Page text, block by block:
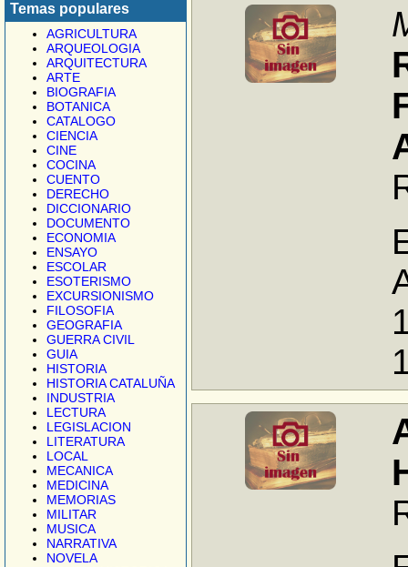
Temas populares
AGRICULTURA
ARQUEOLOGIA
ARQUITECTURA
ARTE
BIOGRAFIA
BOTANICA
CATALOGO
CIENCIA
CINE
COCINA
CUENTO
DERECHO
DICCIONARIO
DOCUMENTO
ECONOMIA
ENSAYO
ESCOLAR
ESOTERISMO
EXCURSIONISMO
FILOSOFIA
GEOGRAFIA
GUERRA CIVIL
GUIA
HISTORIA
HISTORIA CATALUÑA
INDUSTRIA
LECTURA
LEGISLACION
LITERATURA
LOCAL
MECANICA
MEDICINA
MEMORIAS
MILITAR
MUSICA
NARRATIVA
NOVELA